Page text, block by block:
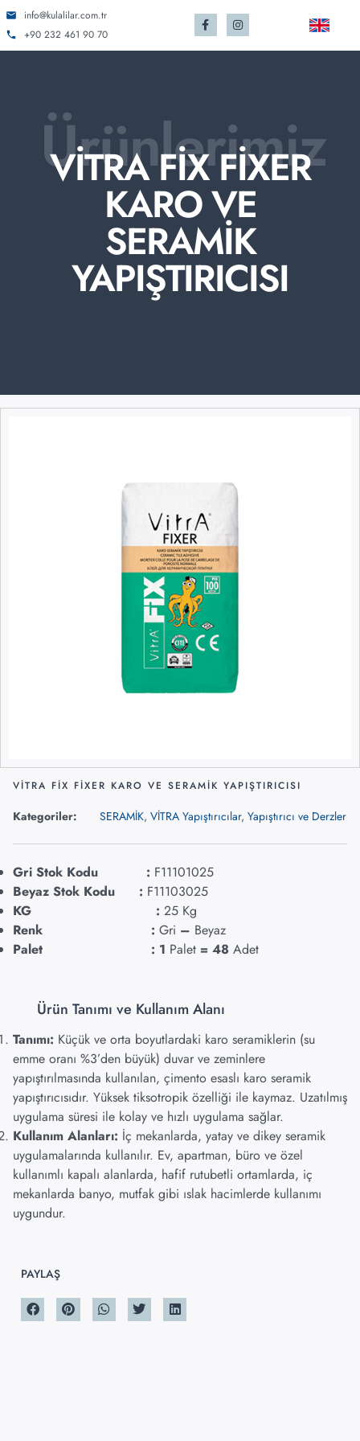
info@kulalilar.com.tr
+90 232 461 90 70
Ürünlerimiz
VİTRA FİX FİXER
KARO VE
SERAMİK
YAPIŞTIRICISI
VİTRA FİX FİXER KARO VE SERAMİK YAPIŞTIRICISI
Kategoriler: SERAMİK, VİTRA Yapıştırıcılar, Yapıştırıcı ve Derzler
Gri Stok Kodu : F11101025
Beyaz Stok Kodu : F11103025
KG : 25 Kg
Renk : Gri – Beyaz
Palet : 1 Palet = 48 Adet
Ürün Tanımı ve Kullanım Alanı
Tanımı: Küçük ve orta boyutlardaki karo seramiklerin (su
emme oranı %3’den büyük) duvar ve zeminlere
yapıştırılmasında kullanılan, çimento esaslı karo seramik
yapıştırıcısıdır. Yüksek tiksotropik özelliği ile kaymaz. Uzatılmış
uygulama süresi ile kolay ve hızlı uygulama sağlar.
Kullanım Alanları: İç mekanlarda, yatay ve dikey seramik
uygulamalarında kullanılır. Ev, apartman, büro ve özel
kullanımlı kapalı alanlarda, hafif rutubetli ortamlarda, iç
mekanlarda banyo, mutfak gibi ıslak hacimlerde kullanımı
uygundur.
PAYLAŞ